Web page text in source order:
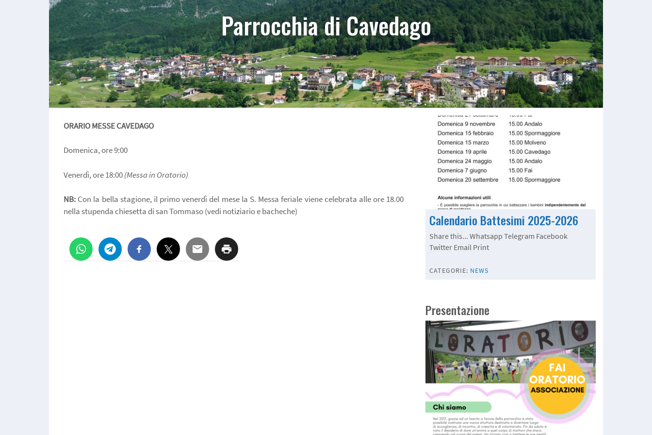
Parrocchia di Cavedago
ORARIO MESSE CAVEDAGO
Domenica, ore 9:00
Venerdì, ore 18:00(Messa in Oratorio)
NB: Con la bella stagione, il primo venerdì del mese la S. Messa feriale viene celebrata alle ore 18.00
nella stupenda chiesetta di san Tommaso (vedi notiziario e bacheche)
Calendario Battesimi 2025-2026
Share this... Whatsapp Telegram Facebook
Twitter Email Print
CATEGORIE: NEWS
Presentazione